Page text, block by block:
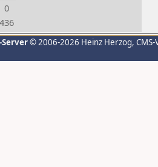
0
436
© 2006-2026 Heinz Herzog,